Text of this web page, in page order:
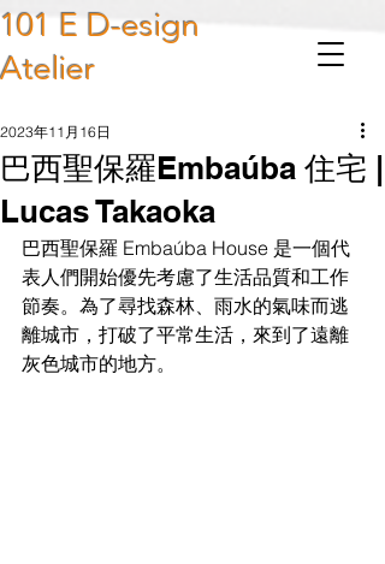
101 E D-esign
Atelier
巴西聖保羅Embaúba 住宅 |
Lucas Takaoka
2023年11月16日
巴西聖保羅 Embaúba House 是一個代
表人們開始優先考慮了生活品質和工作
節奏。為了尋找森林、雨水的氣味而逃
離城市，打破了平常生活，來到了遠離
灰色城市的地方。